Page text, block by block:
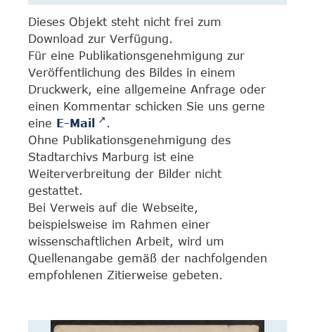
Dieses Objekt steht nicht frei zum
Download zur Verfügung.
Für eine Publikationsgenehmigung zur
Veröffentlichung des Bildes in einem
Druckwerk, eine allgemeine Anfrage oder
einen Kommentar schicken Sie uns gerne
eine E-Mail
.
Ohne Publikationsgenehmigung des
Stadtarchivs Marburg ist eine
Weiterverbreitung der Bilder nicht
gestattet.
Bei Verweis auf die Webseite,
beispielsweise im Rahmen einer
wissenschaftlichen Arbeit, wird um
Quellenangabe gemäß der nachfolgenden
empfohlenen Zitierweise gebeten.